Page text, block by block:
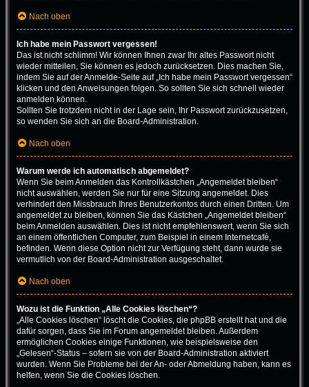
Nach oben
Ich habe mein Passwort vergessen!
Das ist nicht schlimm! Wir können Ihnen zwar Ihr altes Passwort nicht
wieder mitteilen, Sie können es jedoch zurücksetzen. Dies machen Sie,
indem Sie auf der Anmelde-Seite auf „Ich habe mein Passwort vergessen“
klicken und den Anweisungen folgen. So sollten Sie sich schnell wieder
anmelden können.
Sollten Sie trotzdem nicht in der Lage sein, Ihr Passwort zurückzusetzen,
so wenden Sie sich an die Board-Administration.
Nach oben
Warum werde ich automatisch abgemeldet?
Wenn Sie beim Anmelden das Kontrollkästchen „Angemeldet bleiben“
nicht auswählen, werden Sie nur für eine Sitzung angemeldet. Dies
verhindert den Missbrauch Ihres Benutzerkontos durch einen Dritten. Um
angemeldet zu bleiben, können Sie das Kästchen „Angemeldet bleiben“
beim Anmelden auswählen. Dies ist nicht empfehlenswert, wenn Sie sich
an einem öffentlichen Computer, zum Beispiel in einem Internetcafé,
befinden. Wenn diese Option nicht zur Verfügung steht, dann wurde sie
vermutlich von der Board-Administration ausgeschaltet.
Nach oben
Wozu ist die Funktion „Alle Cookies löschen“?
„Alle Cookies löschen“ löscht die Cookies, die phpBB erstellt hat und die
dafür sorgen, dass Sie im Forum angemeldet bleiben. Außerdem
ermöglichen Cookies einige Funktionen, wie beispielsweise den
„Gelesen“-Status – sofern sie von der Board-Administration aktiviert
wurden. Wenn Sie Probleme bei der An- oder Abmeldung haben, kann es
helfen, wenn Sie die Cookies löschen.